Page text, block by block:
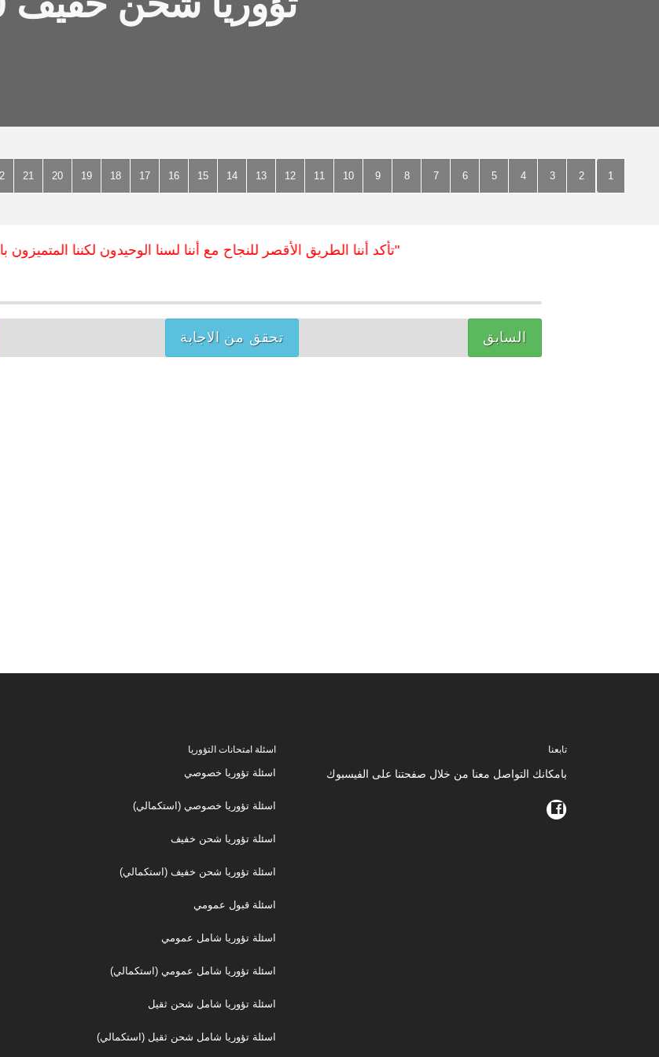
1
2
3
4
5
6
7
8
9
10
11
12
13
14
15
16
17
18
19
20
21
"تأكد أننا الطريق الأقصر للنجاح مع أننا لسنا الوحيدون لكننا المتميزون
السابق تحقق من الاجابة
اسئلة امتحانات التؤوريا
اسئلة تؤوريا خصوصي
اسئلة تؤوريا خصوصي (استكمالي)
اسئلة تؤوريا شحن خفيف
اسئلة تؤوريا شحن خفيف (استكمالي)
اسئلة قبول عمومي
اسئلة تؤوريا شامل عمومي
اسئلة تؤوريا شامل عمومي (استكمالي)
اسئلة تؤوريا شامل شحن ثقيل
اسئلة تؤوريا شامل شحن ثقيل (استكمالي)
تابعنا
بامكانك التواصل معنا من خلال صفحتنا على الفيسبوك